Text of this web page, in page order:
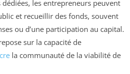
les entrepreneurs peuvent
et recueillir des fonds, souvent
ou d’une participation au capital.
sur la capacité de
la communauté de la viabilité de